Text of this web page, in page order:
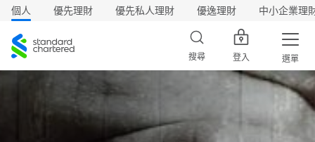
個人 優先理財 優先私人理財 優逸理財 中小企業理
渣
打
搜尋 登入 選單